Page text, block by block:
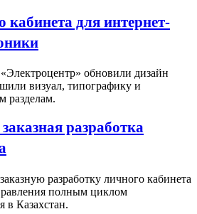
кабинета для интернет-
обновили дизайн
визуал, типографику и
разделам.
разработка
разработку личного кабинета
полным циклом
в Казахстан.